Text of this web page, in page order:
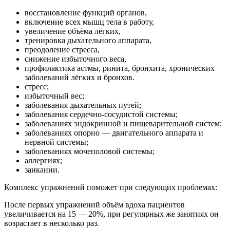
восстановление функций органов,
включение всех мышц тела в работу,
увеличение объёма лёгких,
тренировка дыхательного аппарата,
преодоление стресса,
снижение избыточного веса,
профилактика астмы, ринита, бронхита, хронических
заболеваний лёгких и бронхов.
стресс;
избыточный вес;
заболевания дыхательных путей;
заболевания сердечно-сосудистой системы;
заболеваниях эндокринной и пищеварительной систем;
заболеваниях опорно — двигательного аппарата и
нервной системы;
заболеваниях мочеполовой системы;
аллергиях;
заикании.
Комплекс упражнений поможет при следующих проблемах:
После первых упражнений объём вдоха пациентов
увеличивается на 15 — 20%, при регулярных же занятиях он
возрастает в несколько раз.